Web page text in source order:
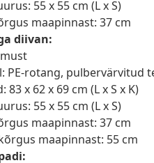
55 x 55 cm (L x S)
maapinnast: 37 cm
diivan:
PE-rotang, pulbervärvitud
83 x 62 x 69 cm (L x S x K)
55 x 55 cm (L x S)
maapinnast: 37 cm
maapinnast: 55 cm